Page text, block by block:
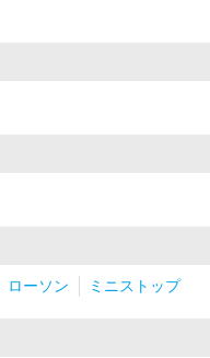
ローソン ミニストップ